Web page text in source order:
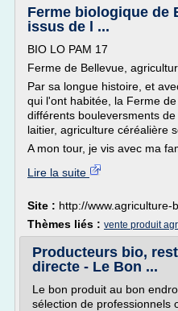
Ferme biologique de
issus de l ...
BIO LO PAM 17
Ferme de Bellevue,
Par sa longue histoire, et
qui l'ont habitée, la Ferme
différents bouleversments
laitier, agriculture céréalière
A mon tour, je vis avec ma
Lire la suite
Site : http://www.agriculture-
Thèmes liés : vente produit
Producteurs bio,
directe - Le Bon ...
Le bon produit au bon
sélection de professionnels